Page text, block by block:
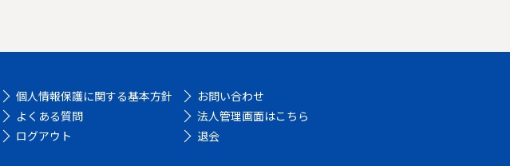
個人情報保護に関する基本方針
よくある質問
ログアウト
お問い合わせ
法人管理画面はこちら
退会